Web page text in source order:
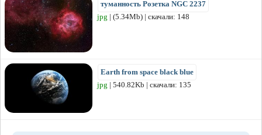
туманность Розетка NGC 2237
jpg | (5.34Mb) | скачали: 148
Earth from space black blue
jpg | 540.82Kb | скачали: 135